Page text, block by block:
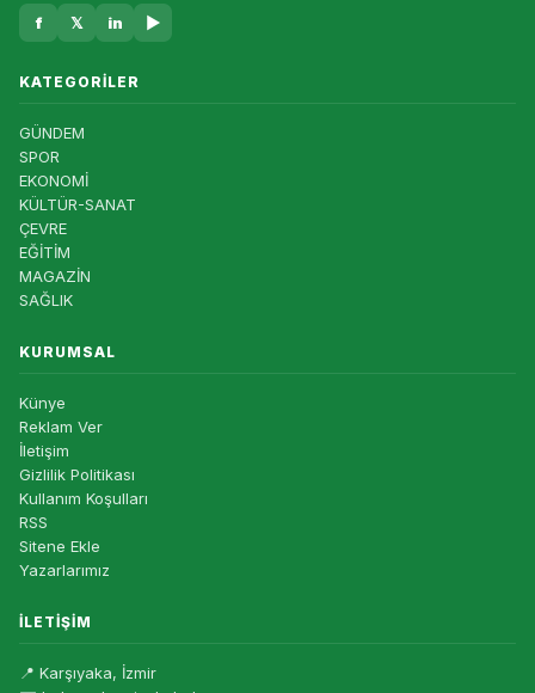
f 𝕏 in ▶
KATEGORILER
GÜNDEM
SPOR
EKONOMİ
KÜLTÜR-SANAT
ÇEVRE
EĞİTİM
MAGAZİN
SAĞLIK
KURUMSAL
Künye
Reklam Ver
İletişim
Gizlilik Politikası
Kullanım Koşulları
RSS
Sitene Ekle
Yazarlarımız
İLETIŞIM
📍 Karşıyaka, İzmir